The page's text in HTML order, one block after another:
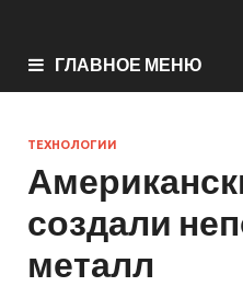
ГЛАВНОЕ МЕНЮ
ТЕХНОЛОГИИ
создали
металл